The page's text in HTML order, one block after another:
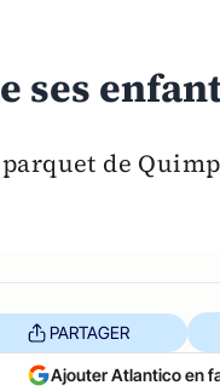
ses
de
PARTAGER
Ajouter Atlantico en